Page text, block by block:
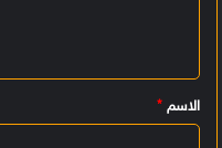
ي
ق
الاسم *